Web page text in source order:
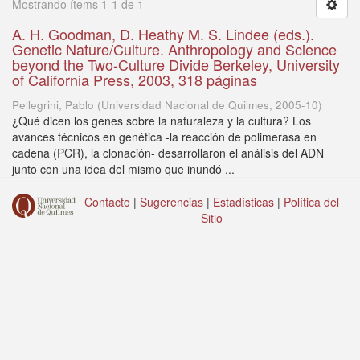
Mostrando ítems 1-1 de 1
A. H. Goodman, D. Heathy M. S. Lindee (eds.).
Genetic Nature/Culture. Anthropology and Science
beyond the Two-Culture Divide Berkeley, University
of California Press, 2003, 318 páginas
Pellegrini, Pablo (Universidad Nacional de Quilmes, 2005-10)
¿Qué dicen los genes sobre la naturaleza y la cultura? Los
avances técnicos en genética -la reacción de polimerasa en
cadena (PCR), la clonación- desarrollaron el análisis del ADN
junto con una idea del mismo que inundó ...
Contacto | Sugerencias | Estadísticas | Política del
Sitio